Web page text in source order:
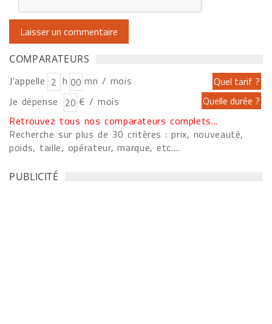
COMPARATEURS
J'appelle h
mn / mois
Je dépense
€ / mois
Retrouvez tous nos comparateurs complets...
Recherche sur plus de 30 critères : prix, nouveauté,
poids, taille, opérateur, marque, etc....
PUBLICITÉ